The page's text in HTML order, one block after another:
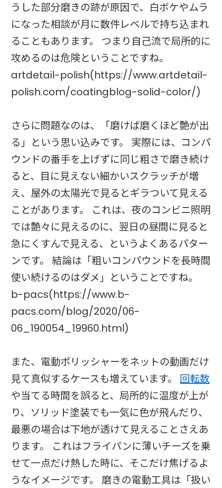
うした部分磨きの跡が原因で、白ボケやムラ
になった相談が月に数件レベルで持ち込まれ
ることもあります。 つまり自己流で局所的に
攻めるのは危険ということですね。
artdetail-polish(https://www.artdetail-
polish.com/coatingblog-solid-color/)
さらに問題なのは、「磨けば磨くほど艶が出
る」という思い込みです。 実際には、コンパ
ウンドの番手を上げずに同じ粗さで磨き続け
ると、目に見えない細かいスクラッチが増
え、屋外の太陽光で見るとギラついて見える
ことがあります。 これは、夜のコンビニ照明
では艶々に見えるのに、翌日の昼間に見ると
急にくすんで見える、というよくあるパター
ンです。 結論は「粗いコンパウンドを長時間
使い続けるのはダメ」ということですね。
b-pacs(https://www.b-
pacs.com/blog/2020/06-
06_190054_19960.html)
また、電動ポリッシャーをネットの動画だけ
見て真似するケースも増えています。 回転数
や当てる時間を誤ると、局所的に温度が上が
り、ソリッド塗装でも一気に色が飛んだり、
最悪の場合は下地が透けて見えることさえあ
ります。 これはフライパンに薄いチーズを乗
せて一点だけ熱した時に、そこだけ焦げるよ
うなイメージです。 磨きの電動工具は「扱い